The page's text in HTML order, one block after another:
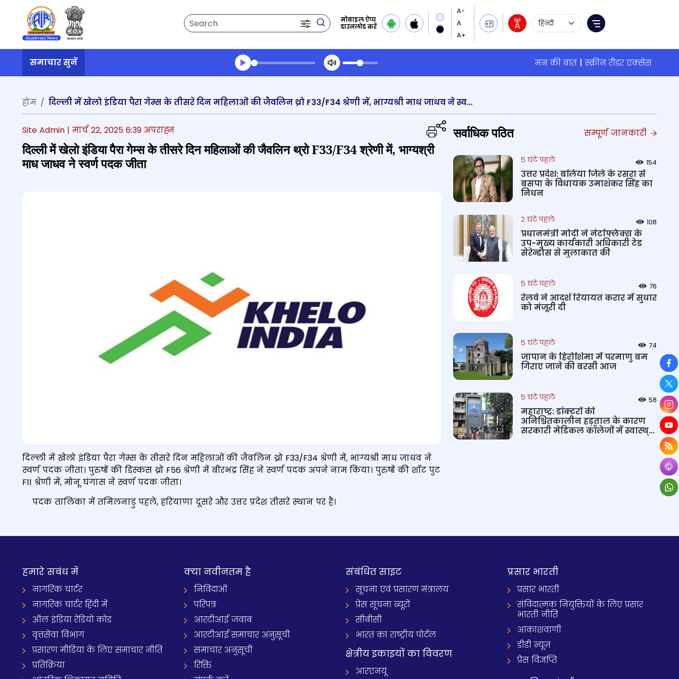
Search
मोबाइल ऐप्प
डाउनलोड करें
Language Selection
Menu
समाचार सुनें मन की बात
स्क्रीन रीडर एक्सेस
Transcript summary
होम
दिल्‍ली में खेलो इंडिया पैरा गेम्स के तीसरे दिन महिलाओं की जैवलिन थ्रो F33/F34 श्रेणी में, भाग्यश्री माध जाधव ने स्वर्ण पदक जीता
Site Admin | मार्च 22, 2025 6:39 अपराह्न
दिल्‍ली में खेलो इंडिया पैरा गेम्स के तीसरे दिन महिलाओं की जैवलिन थ्रो F33/F34 श्रेणी में, भाग्यश्री
माध जाधव ने स्वर्ण पदक जीता
दिल्‍ली में खेलो इंडिया पैरा गेम्स के तीसरे दिन महिलाओं की जैवलिन थ्रो F33/F34 श्रेणी में, भाग्यश्री माध जाधव ने
स्वर्ण पदक जीता। पुरुषों की डिस्कस थ्रो F56 श्रेणी में बीरभद्र सिंह ने स्वर्ण पदक अपने नाम किया। पुरुषों की शॉट पुट
F11 श्रेणी में, मोनू घंगास ने स्वर्ण पदक जीता।
पदक तालिका में तमिलनाडु पहले, हरियाणा दूसरे और उत्तर प्रदेश तीसरे स्थान पर है।
सर्वाधिक पठित सम्पूर्ण जानकारी
5 घंटे पहले 154
उत्तर प्रदेश: बलिया जिले के रसरा से
बसपा के विधायक उमाशंकर सिंह का
निधन
2 घंटे पहले 108
प्रधानमंत्री मोदी ने नेटफ्लिक्स के
उप-मुख्य कार्यकारी अधिकारी टेड
सेरेन्डोस से मुलाकात की
5 घंटे पहले 76
रेलवे ने आदर्श रियायत करार में सुधार
को मंजूरी दी
5 घंटे पहले 74
जापान के हिरोशिमा में परमाणु बम
गिराए जाने की बरसी आज
5 घंटे पहले 58
महाराष्ट्र: डॉक्टरों की
अनिश्चितकालीन हड़ताल के कारण
सरकारी मेडिकल कॉलेजों में स्वास्थ्...
हमारे सबंध में
नागरिक चार्टर
नागरिक चार्टर हिंदी में
ऑल इंडिया रेडियो कोड
वृत्तसेवा विभाग
प्रसारण मीडिया के लिए समाचार नीति
प्रतिक्रिया
क्‍या नवीनतम है
निविदाओं
परिपत्र
आरटीआई जवाब
आरटीआई समाचार अनुसूची
समाचार अनुसूची
रिक्ति
संबंधित साइट
सूचना एवं प्रसारण मंत्रालय
प्रेस सूचना ब्यूरो
सीबीसी
भारत का राष्ट्रीय पोर्टल
क्षेत्रीय इकाइयों का विवरण
आरएनयू
प्रसार भारती
प्रसार भारती
संविदात्मक नियुक्तियों के लिए प्रसार
भारती नीति
आकाशवाणी
डीडी न्यूज़
प्रेस विज्ञप्ति